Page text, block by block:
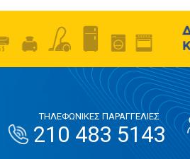
ΤΗΛΕΦΩΝΙΚΕΣ ΠΑΡΑΓΓΕΛΙΕΣ
210 483 5143